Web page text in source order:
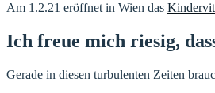
Am 1.2.21 eröffnet in Wien das
Ich freue mich riesig,
Gerade in diesen turbulenten Zeiten